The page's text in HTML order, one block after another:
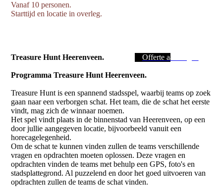
Vanaf 10 personen.
Starttijd en locatie in overleg.
Offerte aanvragen
Treasure Hunt Heerenveen.
Programma Treasure Hunt Heerenveen.
Treasure Hunt is een spannend stadsspel, waarbij teams op zoek
gaan naar een verborgen schat. Het team, die de schat het eerste
vindt, mag zich de winnaar noemen.
Het spel vindt plaats in de binnenstad van Heerenveen, op een
door jullie aangegeven locatie, bijvoorbeeld vanuit een
horecagelegenheid.
Om de schat te kunnen vinden zullen de teams verschillende
vragen en opdrachten moeten oplossen. Deze vragen en
opdrachten vinden de teams met behulp een GPS, foto's en
stadsplattegrond. Al puzzelend en door het goed uitvoeren van
opdrachten zullen de teams de schat vinden.